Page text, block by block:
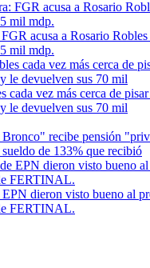
acusa a Rosario Robles
mil mdp.
cada vez más cerca de
le devuelven sus 70 mil
Bronco" recibe pensión
de 133% que recibió
EPN dieron visto bueno al
FERTINAL.